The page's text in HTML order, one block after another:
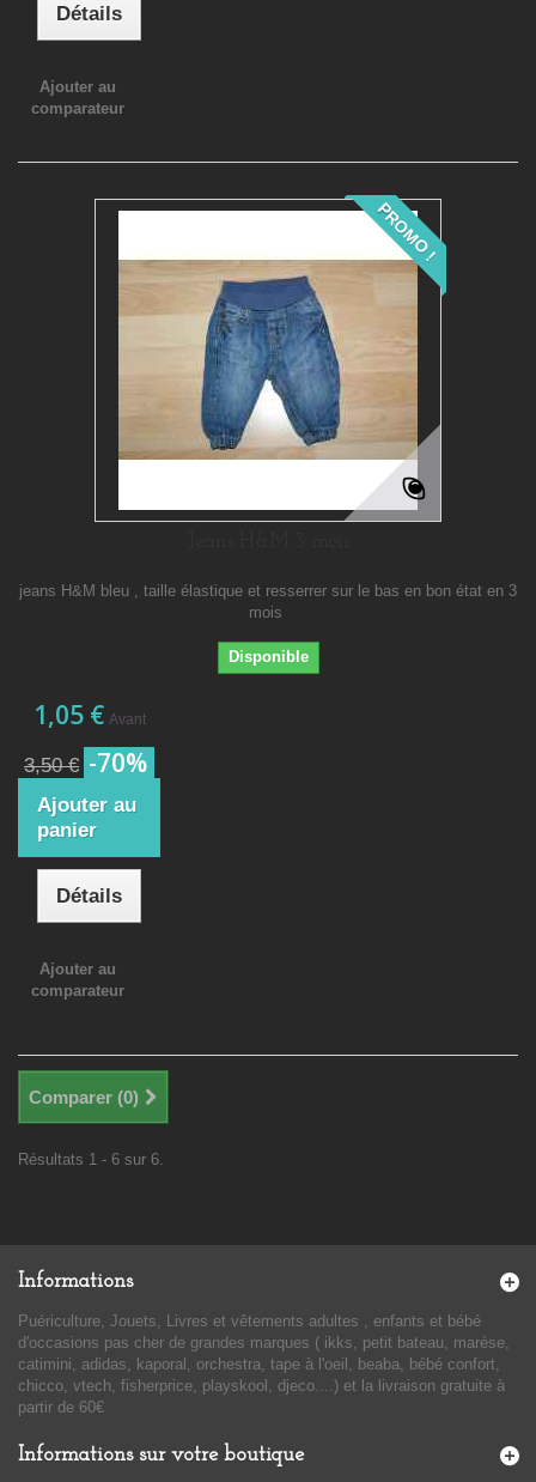
Détails
Ajouter au
comparateur
PROMO !
jeans H&M bleu , taille élastique et resserrer sur le bas en bon état en 3
mois
Disponible
1,05 € Avant
3,50 € -70%
Ajouter au
panier
Détails
Ajouter au
comparateur
Comparer (0)
Résultats 1 - 6 sur 6.
Informations
Puériculture, Jouets, Livres et vêtements adultes , enfants et bébé
d'occasions pas cher de grandes marques ( ikks, petit bateau, marése,
catimini, adidas, kaporal, orchestra, tape à l'oeil, beaba, bébé confort,
chicco, vtech, fisherprice, playskool, djeco....) et la livraison gratuite à
partir de 60€
Informations sur votre boutique